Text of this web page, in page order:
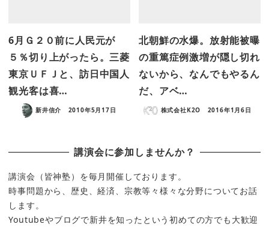
6月Ｇ２０前に人民元が
５％切り上がったら。三菱
東京ＵＦＪと、訪日中国人
観光客は喜…
新井信介 2010年5月17日
北朝鮮の水爆。放射能被曝
の重篤症例激増が隠し切れ
ないから、なんでもやるん
だ、アベ…
株式会社K2O 2016年1月6日
講演会に参加しませんか？
講演会（皆神塾）を毎月開催しております。
時事問題から、歴史、経済、宗教等々様々な分野についてお話
します。
Youtubeやブログで新井を知ったという初めての方でも大歓迎